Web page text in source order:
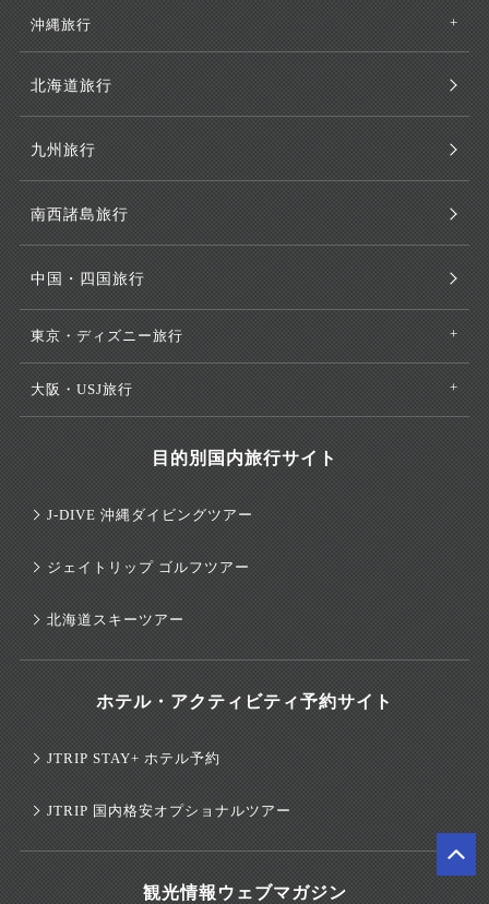
沖縄旅行
北海道旅行
九州旅行
南西諸島旅行
中国・四国旅行
東京・ディズニー旅行
大阪・USJ旅行
目的別国内旅行サイト
J-DIVE 沖縄ダイビングツアー
ジェイトリップ ゴルフツアー
北海道スキーツアー
ホテル・アクティビティ予約サイト
JTRIP STAY+ ホテル予約
JTRIP 国内格安オプショナルツアー
観光情報ウェブマガジン